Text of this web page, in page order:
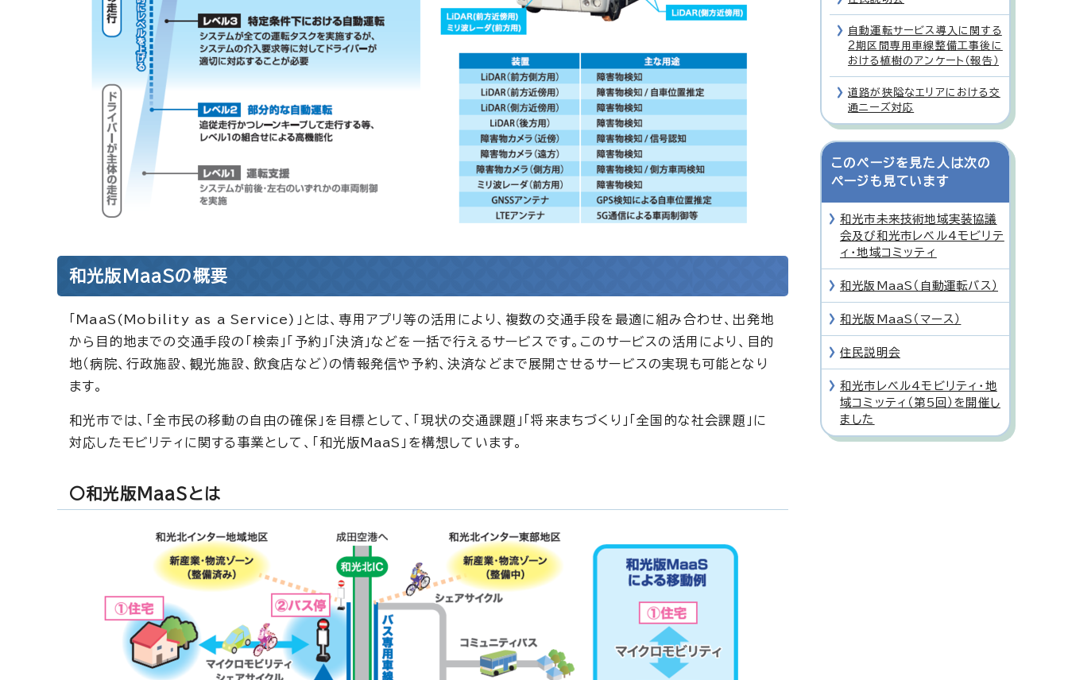
和光版MaaSの概要
「MaaS(Mobility as a Service)」とは、専用アプリ等の活用により、複数の交通手段を最適に組み合わせ、出発地
から目的地までの交通手段の「検索」「予約」「決済」などを一括で行えるサービスです。このサービスの活用により、目的
地（病院、行政施設、観光施設、飲食店など）の情報発信や予約、決済などまで展開させるサービスの実現も可能となり
ます。
和光市では、「全市民の移動の自由の確保」を目標として、「現状の交通課題」「将来まちづくり」「全国的な社会課題」に
対応したモビリティに関する事業として、「和光版MaaS」を構想しています。
〇和光版MaaSとは
自動運転サービス導入に関する
2期区間専用車線整備工事後に
おける植樹のアンケート（報告）
道路が狭隘なエリアにおける交
通ニーズ対応
このページを見た人は次の
ページも見ています
和光市未来技術地域実装協議
会及び和光市レベル4モビリテ
ィ・地域コミッティ
和光版MaaS（自動運転バス）
和光版MaaS（マース）
住民説明会
和光市レベル4モビリティ・地
域コミッティ（第5回）を開催し
ました